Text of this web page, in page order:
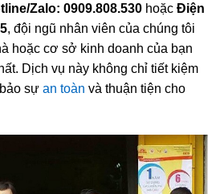
Zalo: 0909.808.530 hoặc Điện
, đội ngũ nhân viên của chúng tôi
hoặc cơ sở kinh doanh của bạn
Dịch vụ này không chỉ tiết kiệm
sự an toàn và thuận tiện cho